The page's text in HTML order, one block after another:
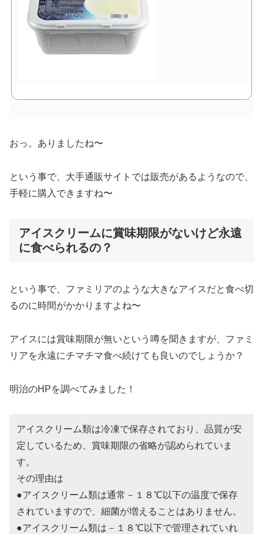
おっ。ありましたね〜
という事で、大手通販サイトでは販売があるようなので、
手軽に購入できますね〜
アイスクリームに賞味期限がないけど永遠
に食べられるの？
という事で、ファミリアのような大きなアイスだと食べ切
るのに時間がかかりますよね〜
アイスには賞味期限が無いという噂を聞きますが、ファミ
リアを永遠にチマチマ食べ続けても良いのでしょうか？
明治のHPを調べてみました！
アイスクリーム類は冷凍で保存されており、品質が安
定しているため、賞味期限の省略が認められていま
す。
その理由は
●アイスクリーム類は通常－１８℃以下の温度で保存
されていますので、細菌が増えることはありません。
●アイスクリーム類は－１８℃以下で管理されていれ